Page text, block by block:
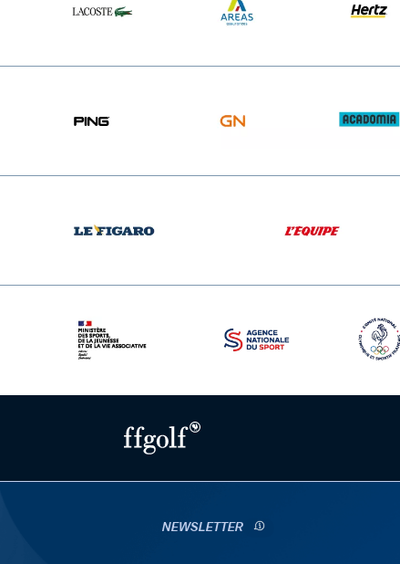
NEWSLETTER